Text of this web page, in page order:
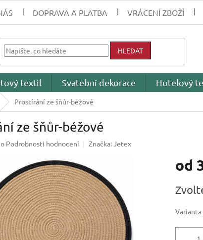
DOPRAVA A PLATBA VRÁCENÍ ZBOŽÍ
HLEDAT
textil Svatební dekorace Hotelový
Prostírání ze šňůr-béžové
ze šňůr-béžové
Podrobnosti hodnocení Značka:Jetex
od
cena:
Varianta